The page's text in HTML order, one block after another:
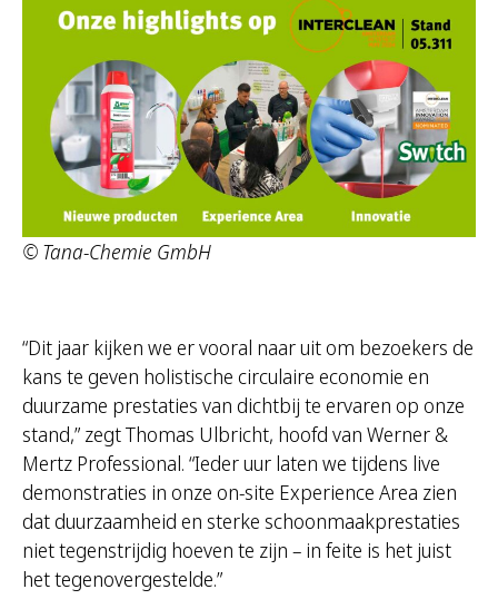
© Tana-Chemie GmbH
“Dit jaar kijken we er vooral naar uit om bezoekers de
kans te geven holistische circulaire economie en
duurzame prestaties van dichtbij te ervaren op onze
stand,” zegt Thomas Ulbricht, hoofd van Werner &
Mertz Professional. “Ieder uur laten we tijdens live
demonstraties in onze on-site Experience Area zien
dat duurzaamheid en sterke schoonmaakprestaties
niet tegenstrijdig hoeven te zijn – in feite is het juist
het tegenovergestelde.”